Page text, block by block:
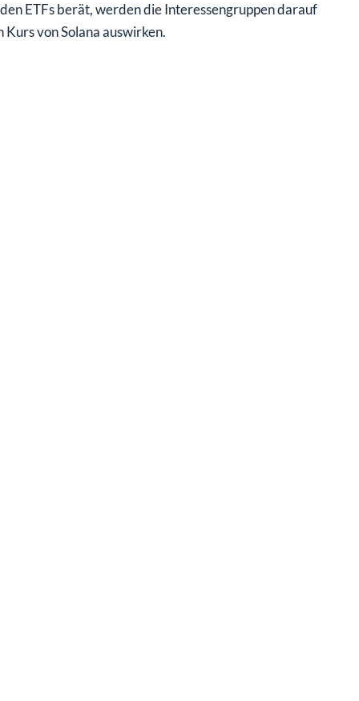
ETFs berät, werden die Interessengruppen darauf
von Solana auswirken.